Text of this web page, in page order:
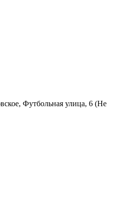
Футбольная улица, 6 (Не